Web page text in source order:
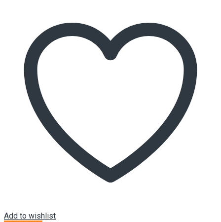
Add to wishlist